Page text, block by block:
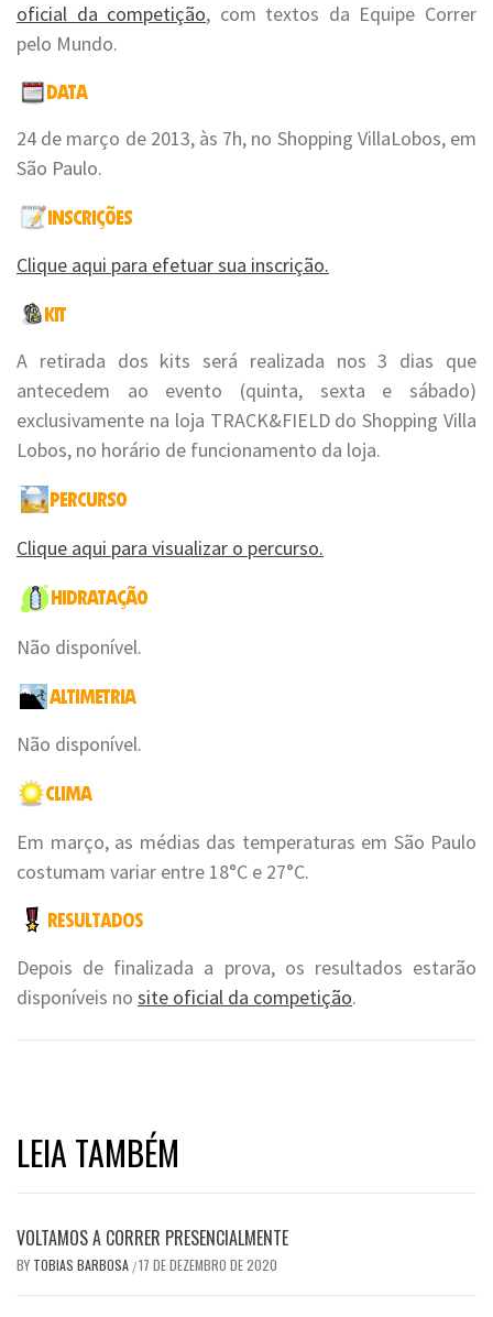
oficial da competição, com textos da Equipe Correr
pelo Mundo.
24 de março de 2013, às 7h, no Shopping VillaLobos, em
São Paulo.
Clique aqui para efetuar sua inscrição.
A retirada dos kits será realizada nos 3 dias que
antecedem ao evento (quinta, sexta e sábado)
exclusivamente na loja TRACK&FIELD do Shopping Villa
Lobos, no horário de funcionamento da loja.
Clique aqui para visualizar o percurso.
Não disponível.
Não disponível.
Em março, as médias das temperaturas em São Paulo
costumam variar entre 18°C e 27°C.
Depois de finalizada a prova, os resultados estarão
disponíveis no site oficial da competição.
LEIA TAMBÉM
VOLTAMOS A CORRER PRESENCIALMENTE
BY TOBIAS BARBOSA /17 DE DEZEMBRO DE 2020